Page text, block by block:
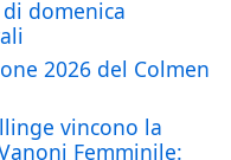
domenica
2026 del Colmen
vincono la
Femminile: